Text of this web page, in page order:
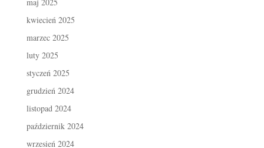
kwiecień 2025
marzec 2025
luty 2025
styczeń 2025
grudzień 2024
listopad 2024
październik 2024
wrzesień 2024